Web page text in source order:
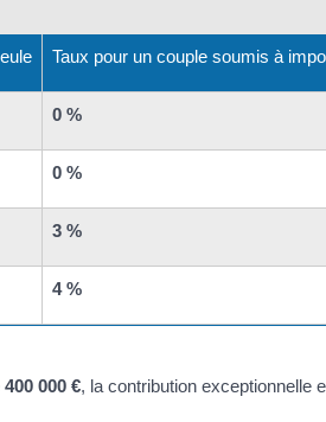
Taux pour un couple soumis à
0 %
0 %
3 %
4 %
400 000 €, la contribution exceptionnelle